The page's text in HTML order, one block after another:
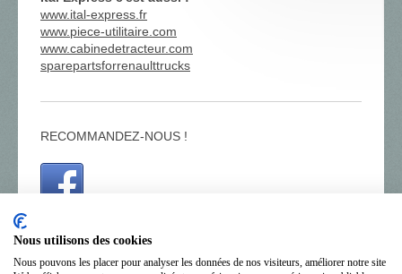
www.ital-express.fr
www.piece-utilitaire.com
www.cabinedetracteur.com
sparepartsforrenaulttrucks
RECOMMANDEZ-NOUS !
Nous utilisons des cookies
Nous pouvons les placer pour analyser les données de nos visiteurs, améliorer notre site